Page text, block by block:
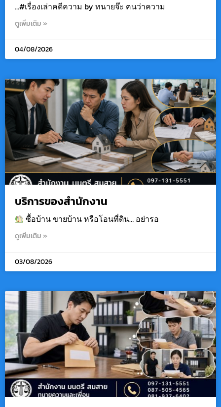
…#เรื่องเล่าคดีความ by ทนายจ๊ะ ฅนว่าความ
ดูเพิ่มเติม »
04/08/2026
บริการของสำนักงาน
ซื้อบ้าน ขายบ้าน หรือโอนที่ดิน… อย่ารอ
ดูเพิ่มเติม »
03/08/2026